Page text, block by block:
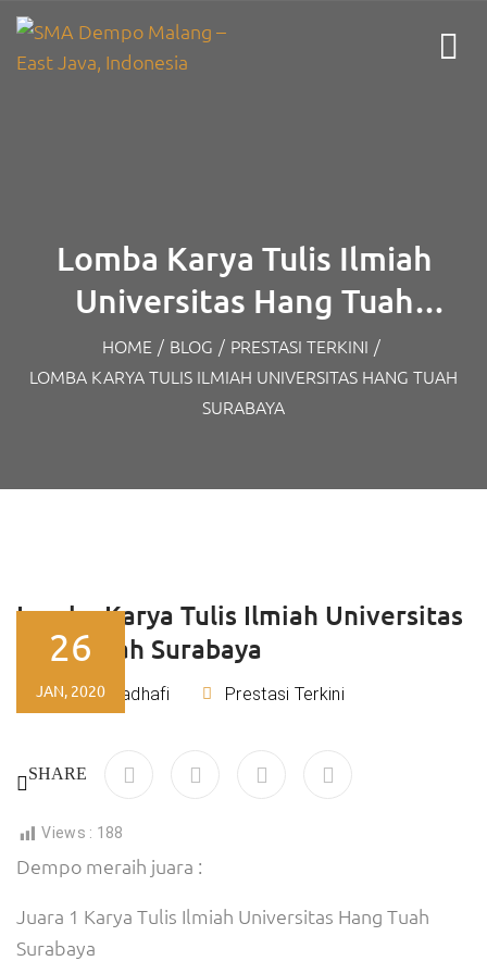
Lomba Karya Tulis Ilmiah
Universitas Hang Tuah
Surabaya
HOME / BLOG / PRESTASI TERKINI /
LOMBA KARYA TULIS ILMIAH UNIVERSITAS HANG TUAH
SURABAYA
Lomba Karya Tulis Ilmiah Universitas
Hang Tuah Surabaya
By Rizky Kadhafi Prestasi Terkini
26
JAN, 2020
SHARE
Views : 188
Dempo meraih juara :
Juara 1 Karya Tulis Ilmiah Universitas Hang Tuah
Surabaya